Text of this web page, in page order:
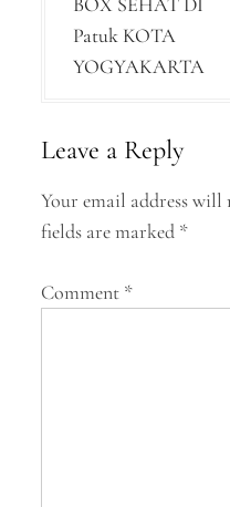
s
t
a
i
a
Patuk KOTA
YOGYAKARTA
Leave a Reply
Your email address will
fields are marked *
Comment *